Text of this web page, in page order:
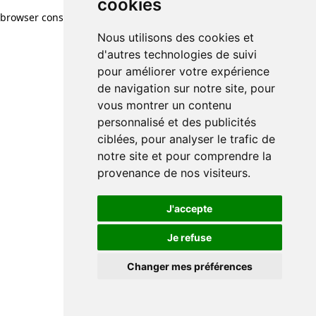
cookies
Nous utilisons des cookies et
d'autres technologies de suivi
pour améliorer votre expérience
de navigation sur notre site, pour
vous montrer un contenu
personnalisé et des publicités
ciblées, pour analyser le trafic de
notre site et pour comprendre la
provenance de nos visiteurs.
J'accepte
Je refuse
Changer mes préférences
browser console for more information)